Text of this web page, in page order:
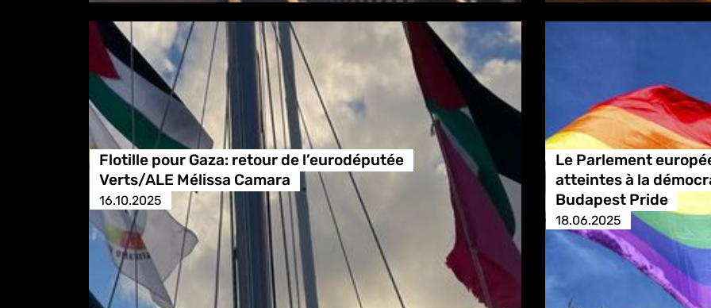
Flotille pour Gaza: retour de l’eurodéputée
Verts/ALE Mélissa Camara
16.10.2025
Le Parlement
atteintes à la
Budapest Pride
18.06.2025